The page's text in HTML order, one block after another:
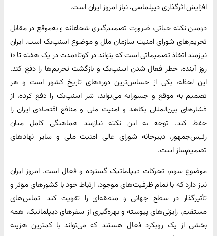
افزایش اثرگذاری دیپلماسی، نیاز امروز ایران است.
دومین نکته حیاتی، ضرورت تصمیم‌گیری شجاعانه و به‌موقع در مقابل
تحریم‌های شورای امنیت سازمان ملل و موضوع اسنپ‌بک است. ایران
نیازمند اتخاذ تصمیماتی است که بتواند در کوتاه‌مدت در یک هفته تا ۱۰
روز آینده، خطر فعال شدن اسنپ‌بک و بازگشت تحریم‌ها را دفع کند.
این لحظه، یکی از حساس‌ترین دوره‌های تاریخ کشور است و هر
تصمیم به موقع و جسورانه می‌تواند، شر اسنپ‌بک را دفع کرده، از
فشارهای بین‌المللی بکاهد و امنیت ملی و منافع اقتصادی ایران را
حفظ کند. توجه به این نکته نیازمند هماهنگی کامل میان
رئیس‌جمهور، دبیرخانه شورای عالی امنیت ملی و سایر نهادهای
تصمیم‌ساز است.
موضوع سوم، تحرکات دیپلماتیک گسترده و فعال است. امروز ایران
نیاز دارد که با تمام ظرفیت‌های موجود، ارتباط خود با کشورهای مؤثر و
تأثیرگذار در سطح جهانی و منطقه‌ای را تقویت کند. تماس‌های
مستقیم، رایزنی‌های پیوسته و بهره‌گیری از سفرهای دیپلماتیک، همه
بخشی از یک رویکرد فعال هستند که می‌تواند با کمترین هزینه